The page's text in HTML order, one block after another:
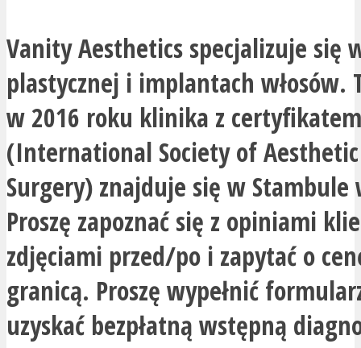
Vanity Aesthetics specjalizuje się
plastycznej i implantach włosów.
w 2016 roku klinika z certyfikatem
(International Society of
Surgery) znajduje się w Stambule
Proszę zapoznać się z opiniami
zdjęciami przed/po i zapytać o
granicą. Proszę wypełnić
uzyskać bezpłatną wstępną